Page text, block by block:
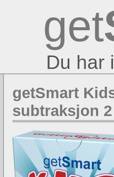
get
Du har
getSmart
subtraksjon 2